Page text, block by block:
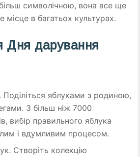
символічною, вона все ще
місце в багатьох культурах.
Дня дарування
Поділіться яблуками з родиною,
З більш ніж 7000
вибір правильного яблука
і вдумливим процесом.
Створіть колекцію